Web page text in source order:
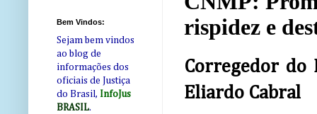
rispidez e
Corregedor do
Eliardo Cabral
Bem Vindos:
Sejam bem vindos
ao blog de
informações dos
oficiais de Justiça
do Brasil, InfoJus
BRASIL.